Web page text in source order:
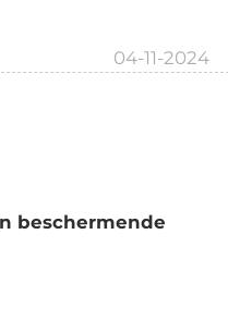
04-11-2024
beschermende